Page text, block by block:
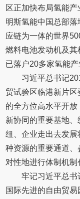
区正加快布局氢能
明斯氢能中国总部
应链为一体的世界
燃料电池发动机及
已落户20多家氢能产
习近平总书记
贸试验区临港新片
的全方位高水平开
新协同的重要基地
纽、企业走出去发
种资源的重要通道
对性地进行体制机
牢记习近平总
国际先进的自由贸